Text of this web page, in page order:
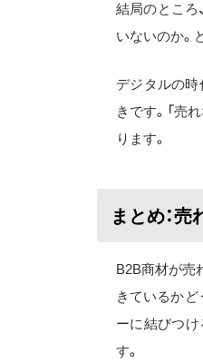
結局のところ
いないのか。
デジタルの時
きです。「売
ります。
まとめ：
B2B商材が売
きているかど
ーに結びつけ
す。